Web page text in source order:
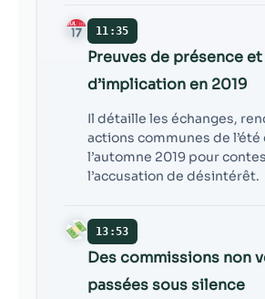
11:35
Preuves de présence et
d’implication en 2019
Il détaille les échanges,
actions communes de l’été
l’automne 2019 pour
l’accusation de désintérêt.
13:53
Des commissions non
passées sous silence